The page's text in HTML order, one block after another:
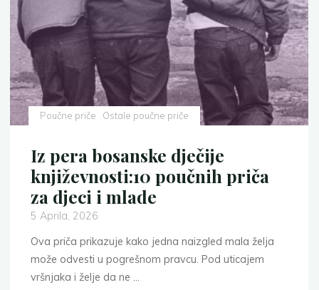
djecu
mlade"
Poučne priče Ostale poučne priče
Iz pera bosanske dječije
književnosti:10 poučnih priča
za djeci i mlade
5 Aprila, 2026
Ova priča prikazuje kako jedna naizgled mala želja
može odvesti u pogrešnom pravcu. Pod uticajem
vršnjaka i želje da ne …